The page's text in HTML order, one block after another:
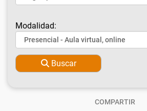
Modalidad:
Buscar
COMPARTIR